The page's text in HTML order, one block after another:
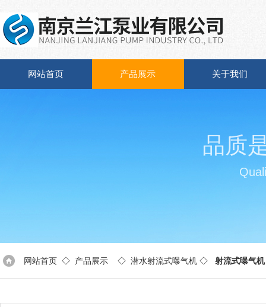
网站首页 产品展示 关于我们
品质
网站首页 ◇ 产品展示 ◇ 潜水射流式曝气机 ◇ 射流式曝气机